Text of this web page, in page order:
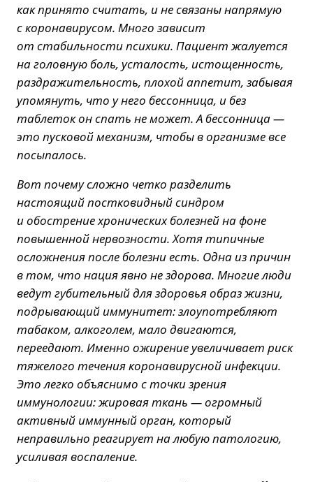
как принято считать, и не связаны напрямую
с коронавирусом. Много зависит
от стабильности психики. Пациент жалуется
на головную боль, усталость, истощенность,
раздражительность, плохой аппетит, забывая
упомянуть, что у него бессонница, и без
таблеток он спать не может. А бессонница —
это пусковой механизм, чтобы в организме все
посыпалось.
Вот почему сложно четко разделить
настоящий постковидный синдром
и обострение хронических болезней на фоне
повышенной нервозности. Хотя типичные
осложнения после болезни есть. Одна из причин
в том, что нация явно не здорова. Многие люди
ведут губительный для здоровья образ жизни,
подрывающий иммунитет: злоупотребляют
табаком, алкоголем, мало двигаются,
переедают. Именно ожирение увеличивает риск
тяжелого течения коронавирусной инфекции.
Это легко объяснимо с точки зрения
иммунологии: жировая ткань — огромный
активный иммунный орган, который
неправильно реагирует на любую патологию,
усиливая воспаление.